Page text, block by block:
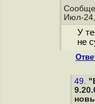
Июл-
У
не
49.